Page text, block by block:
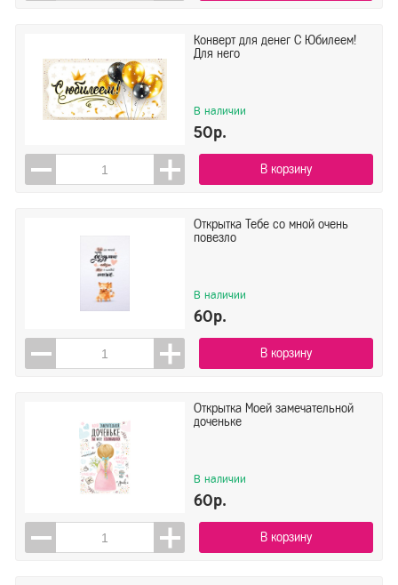
Конверт для денег С Юбилеем!
Для него
В наличии
50р.
В корзину
Открытка Тебе со мной очень
повезло
В наличии
60р.
В корзину
Открытка Моей замечательной
доченьке
В наличии
60р.
В корзину